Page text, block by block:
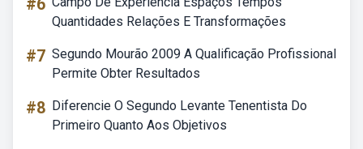
#6
Quantidades Relações E Transformações
#7 Segundo Mourão 2009 A Qualificação Profissional
Permite Obter Resultados
#8 Diferencie O Segundo Levante Tenentista Do
Primeiro Quanto Aos Objetivos